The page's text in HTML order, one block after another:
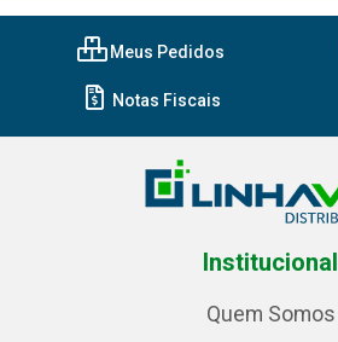
Meus Pedidos
Notas Fiscais
Institucional
Quem Somos